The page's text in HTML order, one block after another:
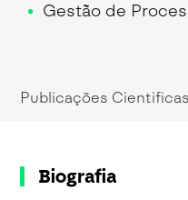
Gestão de
Métodos
Métodos
Marketing
Publicações Cientificas
Biografia